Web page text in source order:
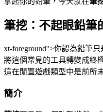
筆挖：不起眼鉛筆
xt-foreground">你認為鉛筆
將這個常見的工具轉變成終
這在閒置遊戲類型中是前所
簡介